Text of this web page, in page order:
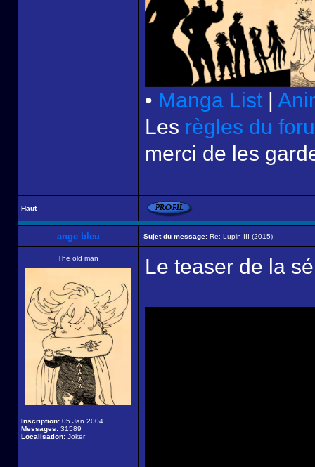
• Manga List |
Les règles du
merci de les
Haut
ange bleu Sujet du message: Re: Lupin III (2015)
The old man
Inscription: 05 Jan 2004
Messages: 31589
Localisation: Joker
Le teaser de la